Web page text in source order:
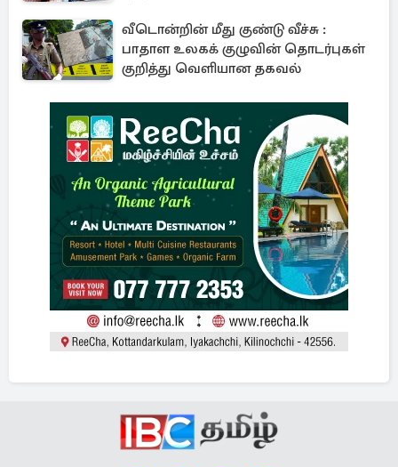
வீடொன்றின் மீது குண்டு வீச்சு :
பாதாள உலகக் குழுவின் தொடர்புகள்
குறித்து வெளியான தகவல்